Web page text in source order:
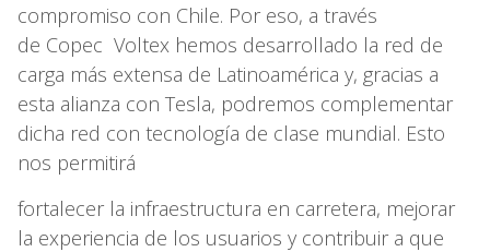
compromiso con Chile. Por eso, a través
de Copec Voltex hemos desarrollado la red de
carga más extensa de Latinoamérica y, gracias a
esta alianza con Tesla, podremos complementar
dicha red con tecnología de clase mundial. Esto
nos permitirá
fortalecer la infraestructura en carretera, mejorar
la experiencia de los usuarios y contribuir a que